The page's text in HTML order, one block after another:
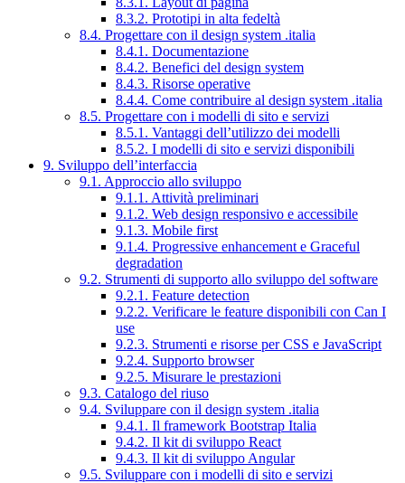
8.3.2. Prototipi in alta fedeltà
8.4. Progettare con il design system .italia
8.4.1. Documentazione
8.4.2. Benefici del design system
8.4.3. Risorse operative
8.4.4. Come contribuire al design system .italia
8.5. Progettare con i modelli di sito e servizi
8.5.1. Vantaggi dell’utilizzo dei modelli
8.5.2. I modelli di sito e servizi disponibili
9. Sviluppo dell’interfaccia
9.1. Approccio allo sviluppo
9.1.1. Attività preliminari
9.1.2. Web design responsivo e accessibile
9.1.3. Mobile first
9.1.4. Progressive enhancement e Graceful
degradation
9.2. Strumenti di supporto allo sviluppo del software
9.2.1. Feature detection
9.2.2. Verificare le feature disponibili con Can I
use
9.2.3. Strumenti e risorse per CSS e JavaScript
9.2.4. Supporto browser
9.2.5. Misurare le prestazioni
9.3. Catalogo del riuso
9.4. Sviluppare con il design system .italia
9.4.1. Il framework Bootstrap Italia
9.4.2. Il kit di sviluppo React
9.4.3. Il kit di sviluppo Angular
9.5. Sviluppare con i modelli di sito e servizi